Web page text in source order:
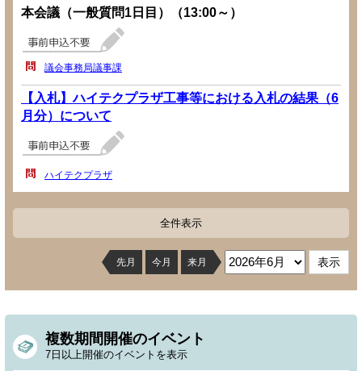
本会議（一般質問1日目）（13:00～）
議会事務局議事課
【入札】ハイテクプラザ工事等における入札の結果（6
月分）について
ハイテクプラザ
全件表示
先月 今月 来月
複数期間開催のイベント
7日以上開催のイベントを表示